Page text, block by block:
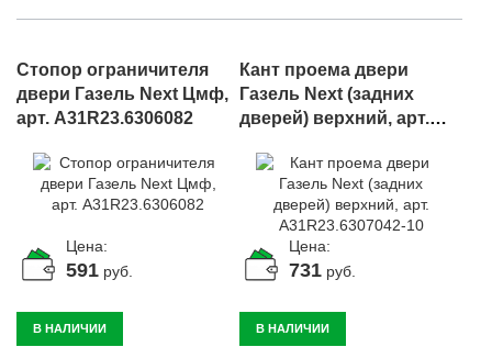
Стопор ограничителя
двери Газель Next Цмф,
арт. A31R23.6306082
Цена:
591 руб.
В НАЛИЧИИ
Кант проема двери
Газель Next (задних
дверей) верхний, арт.
Цена:
731 руб.
В НАЛИЧИИ